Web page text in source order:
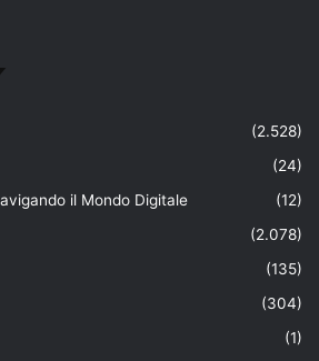
(2.528)
(24)
il Mondo Digitale
(12)
(2.078)
(135)
(304)
(1)